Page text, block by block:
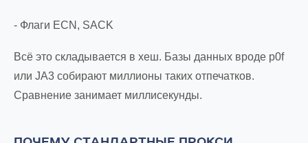
- Флаги ECN, SACK
Всё это складывается в хеш. Базы данных вроде p0f
или JA3 собирают миллионы таких отпечатков.
Сравнение занимает миллисекунды.